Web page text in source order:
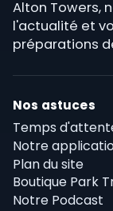
Alton Towers,
l'actualité et
préparations
Nos astuces
Temps
Notre
Plan du site
Boutique Park
Notre Podcast